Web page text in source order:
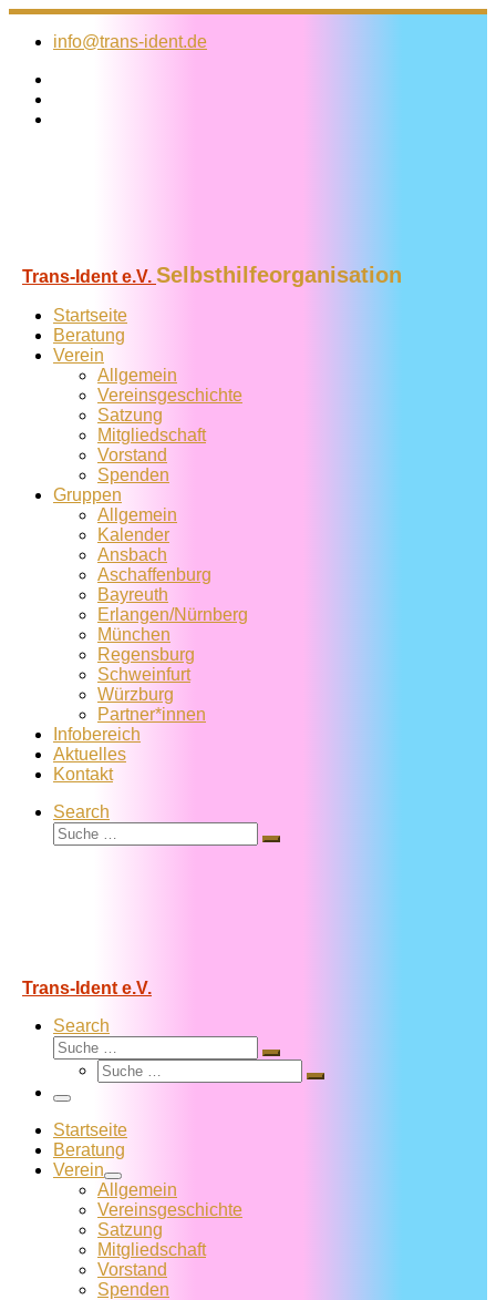
Zum
Inhalt
info@trans-ident.de
Trans-Ident e.V. Selbsthilfeorganisation
Startseite
Beratung
Verein
Allgemein
Vereins­geschichte
Satzung
Mitglied­schaft
Vorstand
Spenden
Gruppen
Allgemein
Kalender
Ansbach
Aschaffenburg
Bayreuth
Erlangen/Nürnberg
München
Regensburg
Schweinfurt
Würzburg
Partner*innen
Infobereich
Aktuelles
Kontakt
Search
Suche
Suche
Trans-Ident e.V.
Search
Suche
Suche
Suche
Suche
Menü
Startseite
Beratung
Verein
Allgemein
Vereins­geschichte
Satzung
Mitglied­schaft
Vorstand
Spenden